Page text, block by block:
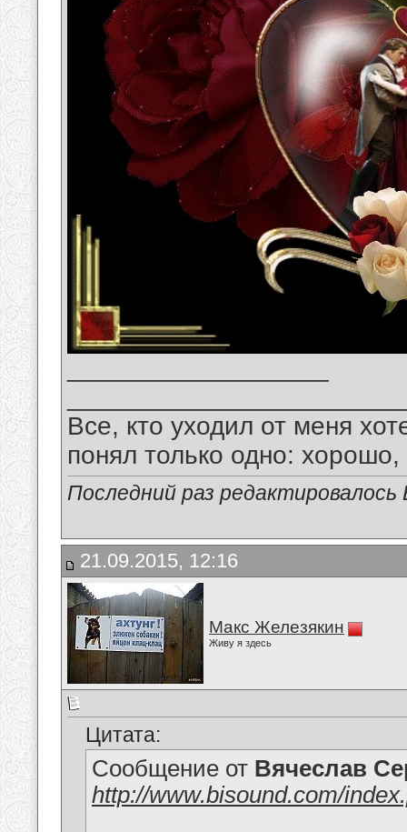
Все, кто уходил от меня
понял только одно:
Последний раз
21.09.2015, 12:16
Макс Железякин
Живу я здесь
Цитата:
Сообщение от Вячеслав
http://www.bisound.com/